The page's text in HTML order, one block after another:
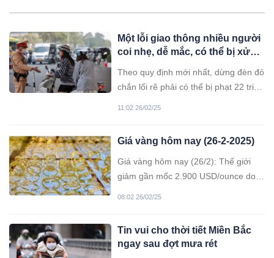
Một lỗi giao thông nhiều người
coi nhẹ, dễ mắc, có thể bị xử
điểm GPLX
Theo quy định mới nhất, dừng đèn đỏ
chắn lối rẽ phải có thể bị phạt 22 triệu
11:02 26/02/25
Giá vàng hôm nay (26-2-2025)
Giá vàng hôm nay (26/2): Thế giới
giảm gần mốc 2.900 USD/ounce do
08:02 26/02/25
Tin vui cho thời tiết Miền Bắc
ngay sau đợt mưa rét